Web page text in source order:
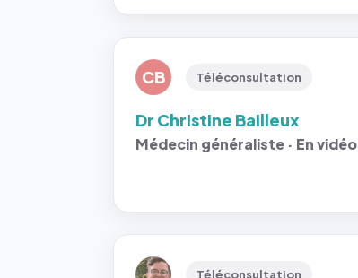
CB Téléconsultation
Dr Christine Bailleux
Médecin généraliste · En vidéo
Téléconsultation